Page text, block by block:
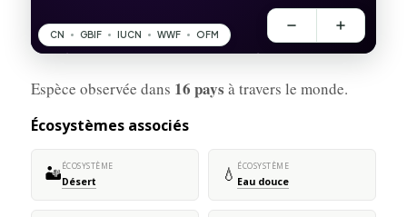
Espèce observée dans 16 pays à travers le monde.
Écosystèmes associés
🏜️ÉCOSYSTÈME
Désert 💧 ÉCOSYSTÈME
Eau douce